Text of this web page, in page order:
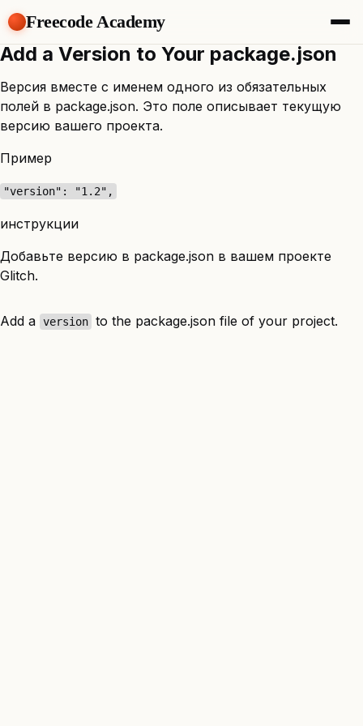
Freecode Academy
About
Teams
Offers
Projects
Tasks
Topics
Get Access
Add a Version to Your package.json
Версия вместе с именем одного из обязательных
полей в package.json. Это поле описывает текущую
версию вашего проекта.
Пример
"version": "1.2",
инструкции
Добавьте версию в package.json в вашем проекте
Glitch.
Add a version to the package.json file of your project.